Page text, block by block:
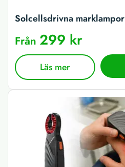
Solcellsdrivna marklampor
Från 299 kr
Läs mer